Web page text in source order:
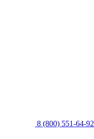
8 (800) 551-64-92